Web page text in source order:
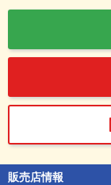
販売店情報